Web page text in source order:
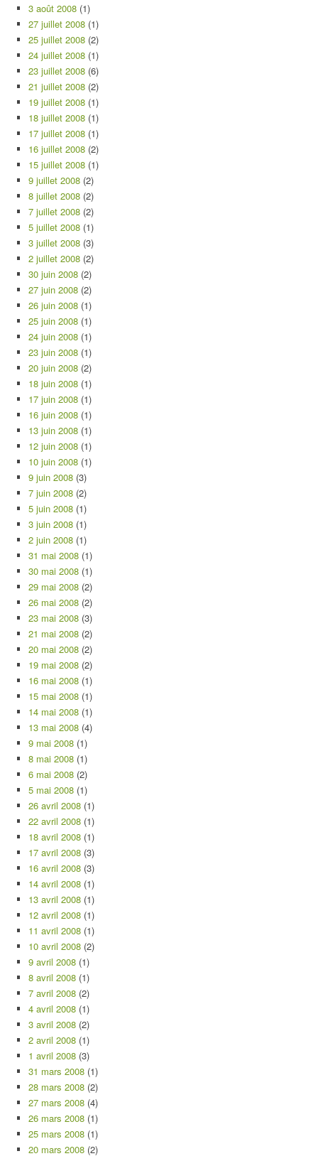
3 août 2008 (1)
27 juillet 2008 (1)
25 juillet 2008 (2)
24 juillet 2008 (1)
23 juillet 2008 (6)
21 juillet 2008 (2)
19 juillet 2008 (1)
18 juillet 2008 (1)
17 juillet 2008 (1)
16 juillet 2008 (2)
15 juillet 2008 (1)
9 juillet 2008 (2)
8 juillet 2008 (2)
7 juillet 2008 (2)
5 juillet 2008 (1)
3 juillet 2008 (3)
2 juillet 2008 (2)
30 juin 2008 (2)
27 juin 2008 (2)
26 juin 2008 (1)
25 juin 2008 (1)
24 juin 2008 (1)
23 juin 2008 (1)
20 juin 2008 (2)
18 juin 2008 (1)
17 juin 2008 (1)
16 juin 2008 (1)
13 juin 2008 (1)
12 juin 2008 (1)
10 juin 2008 (1)
9 juin 2008 (3)
7 juin 2008 (2)
5 juin 2008 (1)
3 juin 2008 (1)
2 juin 2008 (1)
31 mai 2008 (1)
30 mai 2008 (1)
29 mai 2008 (2)
26 mai 2008 (2)
23 mai 2008 (3)
21 mai 2008 (2)
20 mai 2008 (2)
19 mai 2008 (2)
16 mai 2008 (1)
15 mai 2008 (1)
14 mai 2008 (1)
13 mai 2008 (4)
9 mai 2008 (1)
8 mai 2008 (1)
6 mai 2008 (2)
5 mai 2008 (1)
26 avril 2008 (1)
22 avril 2008 (1)
18 avril 2008 (1)
17 avril 2008 (3)
16 avril 2008 (3)
14 avril 2008 (1)
13 avril 2008 (1)
12 avril 2008 (1)
11 avril 2008 (1)
10 avril 2008 (2)
9 avril 2008 (1)
8 avril 2008 (1)
7 avril 2008 (2)
4 avril 2008 (1)
3 avril 2008 (2)
2 avril 2008 (1)
1 avril 2008 (3)
31 mars 2008 (1)
28 mars 2008 (2)
27 mars 2008 (4)
26 mars 2008 (1)
25 mars 2008 (1)
20 mars 2008 (2)